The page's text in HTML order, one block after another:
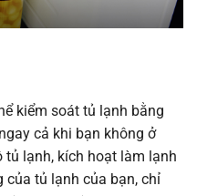
kiểm soát tủ lạnh bằng
cả khi bạn không ở
tủ lạnh, kích hoạt làm lạnh
của tủ lạnh của bạn, chỉ